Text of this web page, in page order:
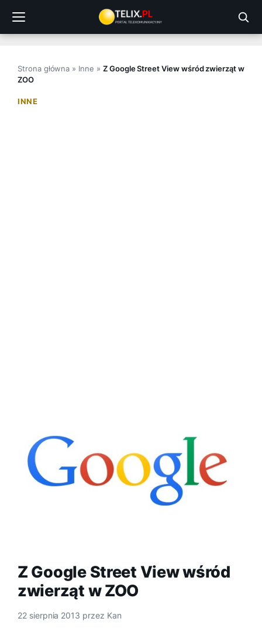
treści
Strona główna » Inne » Z Google Street View wśród zwierząt w
ZOO
INNE
Z Google Street View wśród
zwierząt w ZOO
22 sierpnia 2013 przez Kan